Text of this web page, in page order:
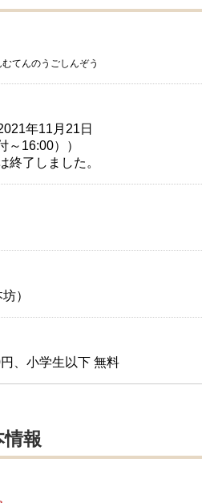
むてんのうごしんぞう
年11月21日
～16:00））
終了しました。
）
、小学生以下 無料
情報